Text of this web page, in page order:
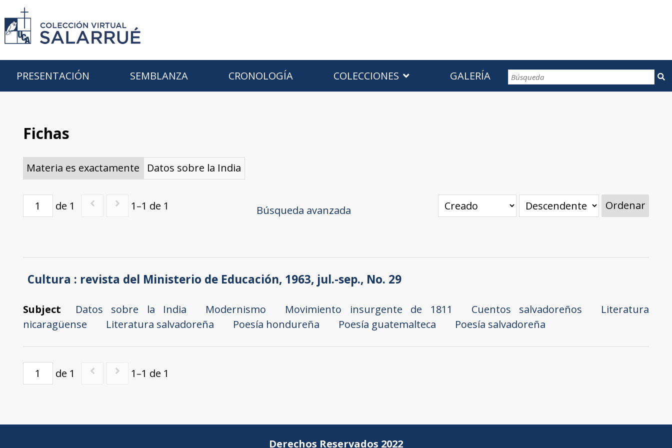
PRESENTACIÓN SEMBLANZA CRONOLOGÍA COLECCIONES GALERÍA CONTACTOS
Fichas
Materia es exactamente Datos sobre la India
de 1 1–1 de 1 Búsqueda avanzada Ordenar
Cultura : revista del Ministerio de Educación, 1963, jul.-sep., No. 29
Subject Datos sobre la India Modernismo Movimiento insurgente de 1811 Cuentos salvadoreños
Literatura
nicaragüense
Literatura salvadoreña Poesía hondureña Poesía guatemalteca Poesía salvadoreña
de 1 1–1 de 1
Derechos Reservados 2022